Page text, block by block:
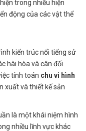
trong nhiều hiện
động của các vật thể
kiến trúc nổi tiếng sử
hài hòa và cân đối.
tính toán chu vi hình
xuất và thiết kế sản
là một khái niệm hình
nhiều lĩnh vực khác